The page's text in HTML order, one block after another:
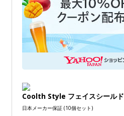
Coolth Style フェイスシールド
日本メーカー保証 (10個セット)